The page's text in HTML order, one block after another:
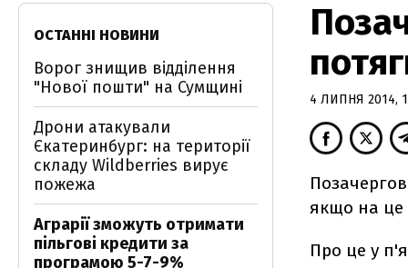
4 ЛИПНЯ 2014,
якщо на це
Про це у
ОСТАННІ НОВИНИ
Ворог знищив відділення
"Нової пошти" на Сумщині
Дрони атакували
Єкатеринбург: на території
складу Wildberries вирує
пожежа
Аграрії зможуть отримати
пільгові кредити за
програмою 5-7-9%